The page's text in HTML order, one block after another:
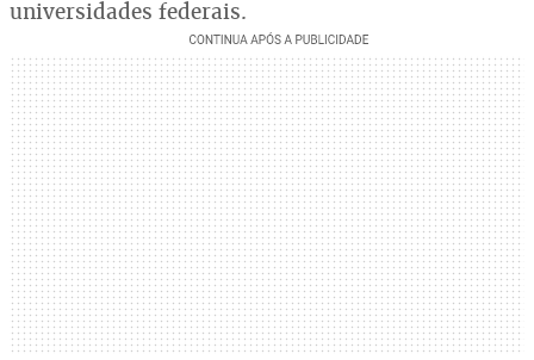
universidades federais.